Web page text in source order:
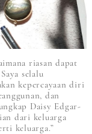
riasan dapat
selalu
kepercayaan diri
dan
Daisy Edgar-
dari keluarga
keluarga.”